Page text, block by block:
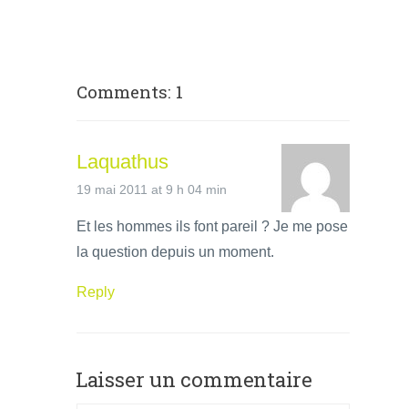
Comments: 1
Laquathus
19 mai 2011 at 9 h 04 min
Et les hommes ils font pareil ? Je me pose
la question depuis un moment.
Reply
Laisser un commentaire